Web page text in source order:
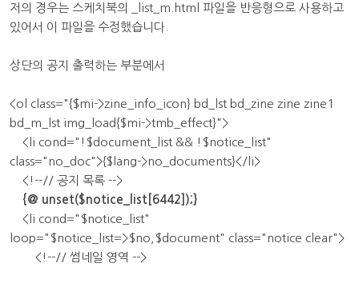
저의 경우는 스케치북의 _list_m.html 파일을 반응형으로 사용하고
있어서 이 파일을 수정했습니다.
상단의 공지 출력하는 부분에서
<ol class="{$mi->zine_info_icon} bd_lst bd_zine zine zine1
bd_m_lst img_load{$mi->tmb_effect}">
<li cond="!$document_list && !$notice_list"
class="no_doc">{$lang->no_documents}</li>
<!--// 공지 목록 -->
{@ unset($notice_list[6442]);}
<li cond="$notice_list"
loop="$notice_list=>$no,$document" class="notice clear">
<!--// 썸네일 영역 -->